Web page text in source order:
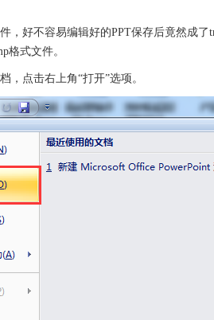
好不容易编辑好的PPT保存后竟然成了
格式文件。
点击右上角“打开”选项。